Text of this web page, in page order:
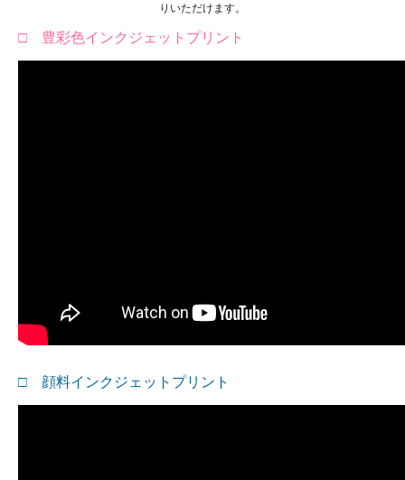
りいただけます。
□ 豊彩色インクジェットプリント
□ 顔料インクジェットプリント